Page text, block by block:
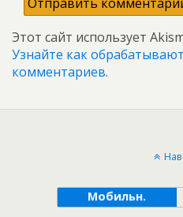
Этот сайт использует
Узнайте как
комментариев.
Мобильн.